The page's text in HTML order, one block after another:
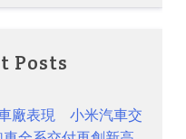
Posts
廠表現 小米汽車交